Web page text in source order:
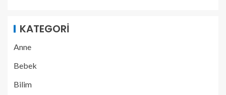
KATEGORI
Anne
Bebek
Bilim